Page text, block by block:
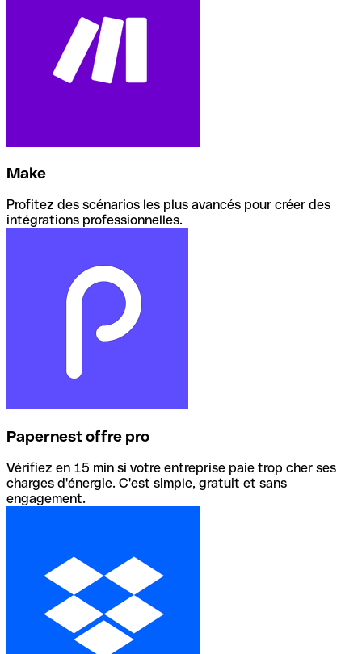
Make
Profitez des scénarios les plus avancés pour créer des
intégrations professionnelles.
Papernest offre pro
Vérifiez en 15 min si votre entreprise paie trop cher ses
charges d'énergie. C'est simple, gratuit et sans
engagement.